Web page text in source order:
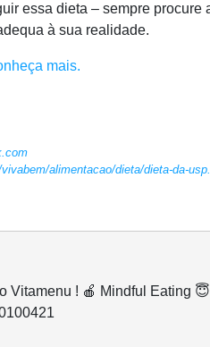
essa dieta – sempre procure
à sua realidade.
mais.
alimentacao/dieta/dieta-da-
Vitamenu ! 🍎 Mindful Eating